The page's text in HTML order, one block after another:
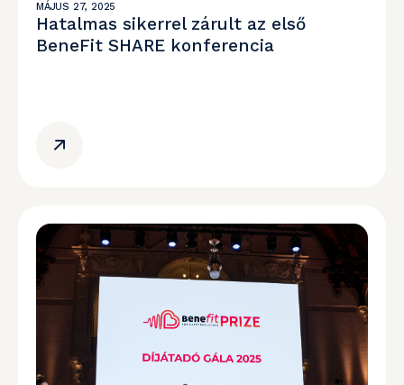
MÁJUS 27, 2025
Hatalmas sikerrel zárult az első
BeneFit SHARE konferencia